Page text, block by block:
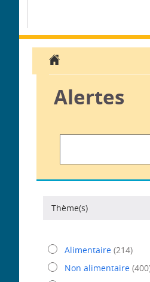
Alertes
Thème(s)
Alimentaire (214)
Non alimentaire